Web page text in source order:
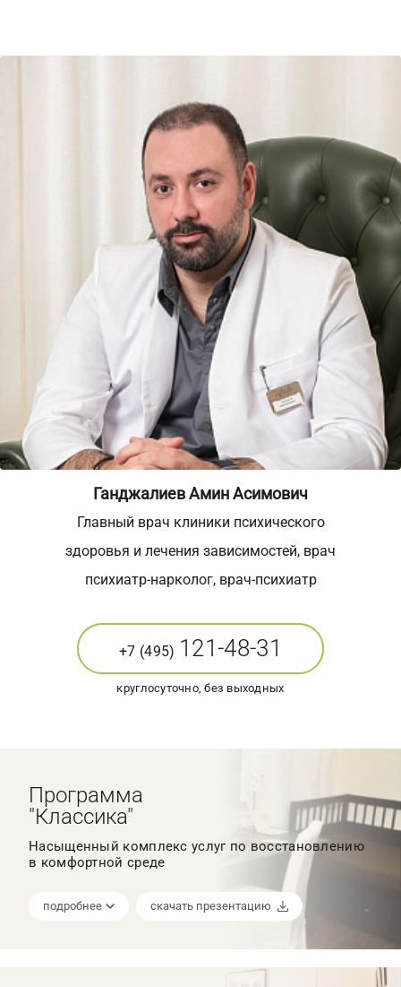
Ганджалиев Амин Асимович
Главный врач клиники психического
здоровья и лечения зависимостей, врач
психиатр-нарколог, врач-психиатр
+7 (495) 121-48-31
круглосуточно, без выходных
Программа
"Классика"
Насыщенный комплекс услуг по восстановлению
в комфортной среде
подробнее скачать презентацию